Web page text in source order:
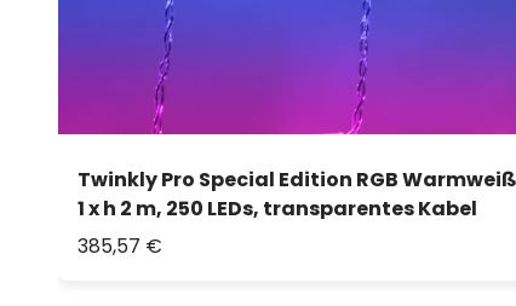
Twinkly Pro Special Edition RGB
1 x h 2 m, 250 LEDs, transparentes Kabel
385,57 €